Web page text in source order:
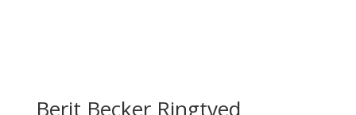
Berit Becker Ringtved